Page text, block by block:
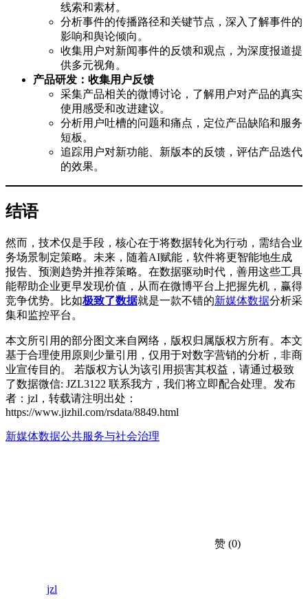
线索和素材。
分析事件的传播路径和关键节点，深入了解事件的
影响和舆论倾向。
收集用户对新闻事件的反馈和观点，为深度报道提
供多元视角。
产品研发：收集用户反馈
采集产品相关的微博讨论，了解用户对产品的真实
使用感受和改进建议。
分析用户吐槽的问题和痛点，定位产品缺陷和服务
短板。
追踪用户对新功能、新版本的反馈，评估产品迭代
的效果。
结语
然而，技术仅是手段，核心在于将数据转化为行动，需结合业
务场景制定策略。未来，随着AI赋能，软件将更智能地生成
报告、预测趋势并推荐策略。在数据驱动时代，善用这些工具
能帮助企业更早发现价值，从而在微博平台上把握先机，赢得
竞争优势。比如极致了数据就是一款不错的新媒体数据分析采
集和监控平台。
本文所引用的部分图文来自网络，版权归属版权方所有。本文
基于合理使用原则少量引用，仅用于对数字营销的分析，非商
业宣传目的。 若版权方认为该引用损害其权益，请通过极致
了数据微信: JZL3122 联系我方，我们将立即配合处理。发布
者：jzl，转载请注明出处：
https://www.jizhil.com/rsdata/8849.html
新媒体数据公共服务与社会治理
赞 (0)
jzl